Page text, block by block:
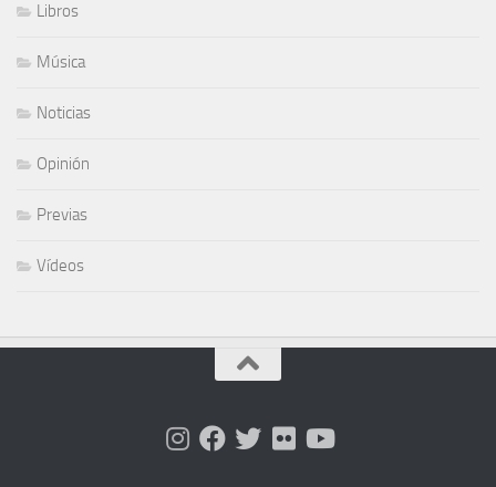
Libros
Música
Noticias
Opinión
Previas
Vídeos